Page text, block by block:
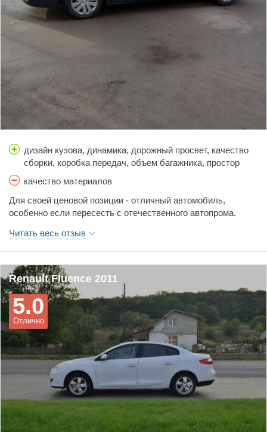
дизайн кузова, динамика, дорожный просвет, качество
сборки, коробка передач, объем багажника, простор
тормоза, управляемость, цена, шумоизоляция
качество материалов
Для своей ценовой позиции - отличный автомобиль,
особенно если пересесть с отечественного автопрома.
Читать весь отзыв
Renault Fluence 2011
Отлично
5.0